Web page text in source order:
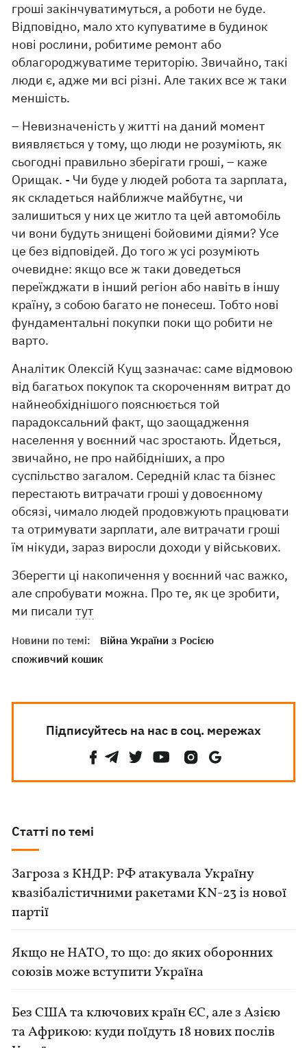
гроші закінчуватимуться, а роботи не буде.
Відповідно, мало хто купуватиме в будинок
нові рослини, робитиме ремонт або
облагороджуватиме територію. Звичайно, такі
люди є, адже ми всі різні. Але таких все ж таки
меншість.
– Невизначеність у житті на даний момент
виявляється у тому, що люди не розуміють, як
сьогодні правильно зберігати гроші, – каже
Орищак. - Чи буде у людей робота та зарплата,
як складеться найближче майбутнє, чи
залишиться у них це житло та цей автомобіль
чи вони будуть знищені бойовими діями? Усе
це без відповідей. До того ж усі розуміють
очевидне: якщо все ж таки доведеться
переїжджати в інший регіон або навіть в іншу
країну, з собою багато не понесеш. Тобто нові
фундаментальні покупки поки що робити не
варто.
Аналітик Олексій Кущ зазначає: саме відмовою
від багатьох покупок та скороченням витрат до
найнеобхіднішого пояснюється той
парадоксальний факт, що заощадження
населення у воєнний час зростають. Йдеться,
звичайно, не про найбідніших, а про
суспільство загалом. Середній клас та бізнес
перестають витрачати гроші у довоєнному
обсязі, чимало людей продовжують працювати
та отримувати зарплати, але витрачати гроші
їм нікуди, зараз виросли доходи у військових.
Зберегти ці накопичення у воєнний час важко,
але спробувати можна. Про те, як це зробити,
ми писалитут
Новини по темі:
Війна України з Росією
споживчий кошик
Підписуйтесь на нас в соц. мережах
Статті по темі
Загроза з КНДР: РФ атакувала Україну
квазібалістичними ракетами KN-23 із нової
партії
Якщо не НАТО, то що: до яких оборонних
союзів може вступити Україна
Без США та ключових країн ЄС, але з Азією
та Африкою: куди поїдуть 18 нових послів